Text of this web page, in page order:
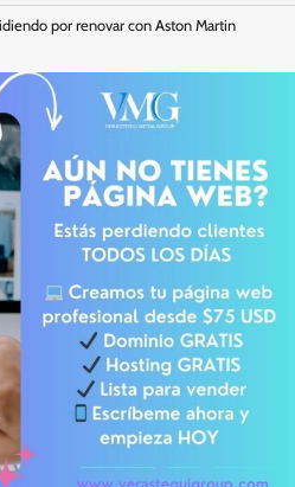
por renovar con Aston Martin